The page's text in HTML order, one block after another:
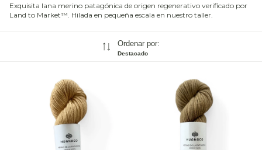
Exquisita lana merino patagónica de origen regenerativo verificado por
Land to Market™. Hilada en pequeña escala en nuestro taller.
Ordenar por:
Destacado